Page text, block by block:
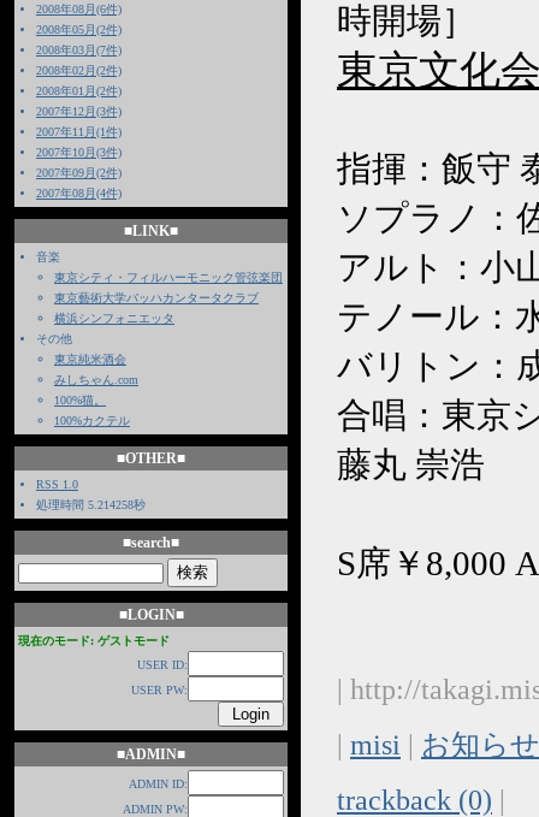
2008年08月(6件)
2008年05月(2件)
2008年03月(7件)
2008年02月(2件)
2008年01月(2件)
2007年12月(3件)
2007年11月(1件)
2007年10月(3件)
2007年09月(2件)
2007年08月(4件)
■LINK■
音楽
東京シティ・フィルハーモニック管弦楽団
東京藝術大学バッハカンタータクラブ
横浜シンフォニエッタ
その他
東京純米酒会
みしちゃん.com
100%猫。
100%カクテル
■OTHER■
RSS 1.0
処理時間 5.214258秒
■search■
■LOGIN■
現在のモード: ゲストモード
USER ID:
USER PW:
■ADMIN■
ADMIN ID:
ADMIN PW:
時開場］
東京文化
指揮：飯守
ソプラノ：
アルト：小
テノール：
バリトン：
合唱：東京
藤丸 崇浩
S席￥8,000
| http://
| misi | お知ら
trackback (0) |